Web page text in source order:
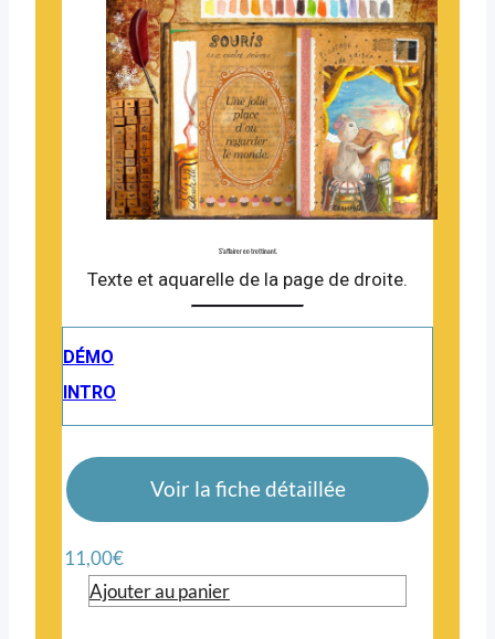
S’affairer en trottinant.
Texte et aquarelle de la page de droite.
DÉMO
INTRO
Voir la fiche détaillée
11,00€
Ajouter au panier